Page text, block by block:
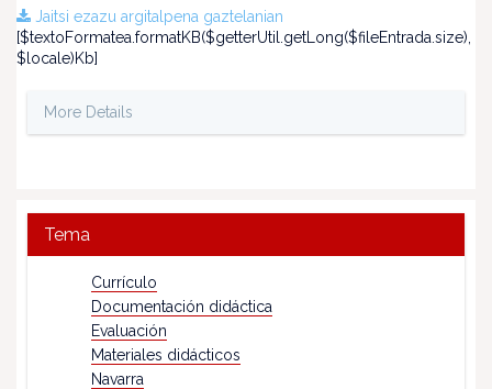
Jaitsi ezazu argitalpena gaztelanian
[$textoFormatea.formatKB($getterUtil.getLong($fileEntrada.size),
$locale)Kb]
More Details
Tema
Currículo
Documentación didáctica
Evaluación
Materiales didácticos
Navarra